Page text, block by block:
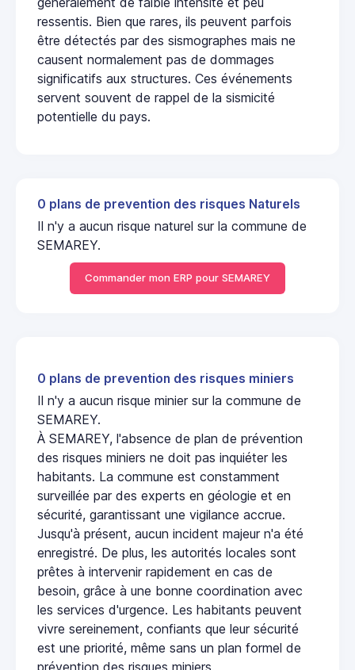
ressentis. Bien que rares, ils peuvent parfois
être détectés par des sismographes mais ne
causent normalement pas de dommages
significatifs aux structures. Ces événements
servent souvent de rappel de la sismicité
potentielle du pays.
0 plans de prevention des risques Naturels
Il n'y a aucun risque naturel sur la commune de
SEMAREY.
Commander mon ERP pour SEMAREY
0 plans de prevention des risques miniers
Il n'y a aucun risque minier sur la commune de
SEMAREY.
À SEMAREY, l'absence de plan de prévention
des risques miniers ne doit pas inquiéter les
habitants. La commune est constamment
surveillée par des experts en géologie et en
sécurité, garantissant une vigilance accrue.
Jusqu'à présent, aucun incident majeur n'a été
enregistré. De plus, les autorités locales sont
prêtes à intervenir rapidement en cas de
besoin, grâce à une bonne coordination avec
les services d'urgence. Les habitants peuvent
vivre sereinement, confiants que leur sécurité
est une priorité, même sans un plan formel de
prévention des risques miniers.